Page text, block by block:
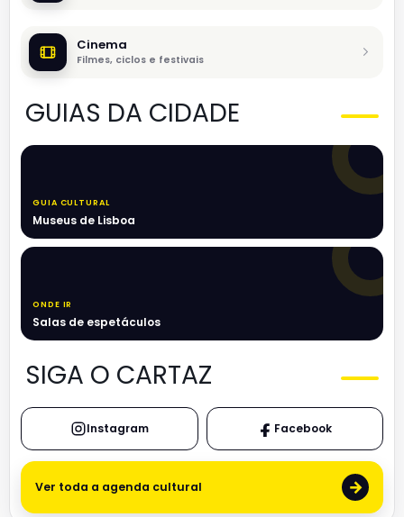
Cinema
Filmes, ciclos e festivais
GUIAS DA CIDADE
GUIA CULTURAL
Museus de Lisboa
ONDE IR
Salas de espetáculos
SIGA O CARTAZ
Instagram Facebook
Ver toda a agenda cultural →